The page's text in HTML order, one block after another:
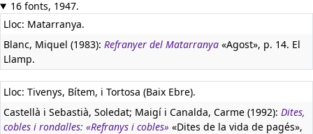
16 fonts, 1947.
Lloc: Matarranya.
Blanc, Miquel (1983): Refranyer del Matarranya «Agost», p. 14. El
Llamp.
Lloc: Tivenys, Bítem, i Tortosa (Baix Ebre).
Castellà i Sebastià, Soledat; Maigí i Canalda, Carme (1992): Dites,
cobles i rondalles: «Refranys i cobles» «Dites de la vida de pagés»,